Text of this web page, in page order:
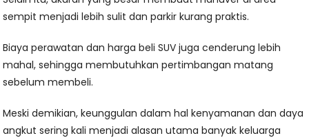
sempit menjadi lebih sulit dan parkir kurang praktis.
Biaya perawatan dan harga beli SUV juga cenderung lebih
mahal, sehingga membutuhkan pertimbangan matang
sebelum membeli.
Meski demikian, keunggulan dalam hal kenyamanan dan daya
angkut sering kali menjadi alasan utama banyak keluarga